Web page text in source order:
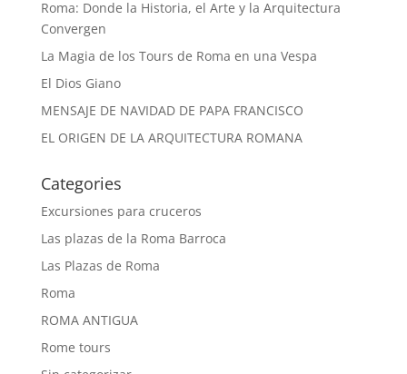
Roma: Donde la Historia, el Arte y la Arquitectura
Convergen
La Magia de los Tours de Roma en una Vespa
El Dios Giano
MENSAJE DE NAVIDAD DE PAPA FRANCISCO
EL ORIGEN DE LA ARQUITECTURA ROMANA
Categories
Excursiones para cruceros
Las plazas de la Roma Barroca
Las Plazas de Roma
Roma
ROMA ANTIGUA
Rome tours